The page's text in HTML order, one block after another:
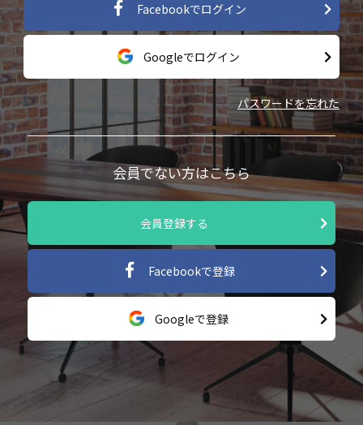
Facebookでログイン
Googleでログイン
パスワードを忘れた
会員でない方はこちら
会員登録する
Facebookで登録
Googleで登録